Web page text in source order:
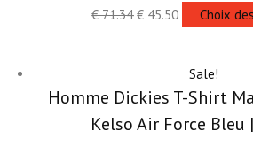
€71.34 € 45.50 Choix
Sale!
Homme Dickies T-Shirt
Kelso Air Force Bleu